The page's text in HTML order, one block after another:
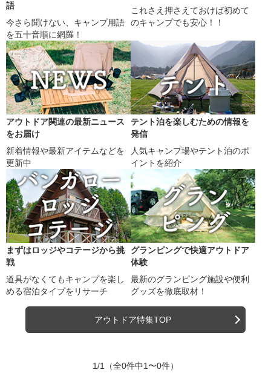
語
今さら聞けない、キャンプ用語
を五十音順に網羅！
これさえ押さえておけば初めて
のキャンプでも安心！！
アウトドア関連の最新ニュース
をお届け
新着情報や最新アイテムなどを
更新中
テント泊を楽しむための情報を
発信
人気キャンプ場やテント泊のポ
イントを紹介
まずはロッジやコテージから挑
戦
道具がなくてもキャンプを楽し
める宿泊タイプをリサーチ
グランピングで快適アウトドア
体験
最新のグランピング施設や便利
グッズを徹底取材！
アウトドア特集TOP
1/1 （全0件中1〜0件）